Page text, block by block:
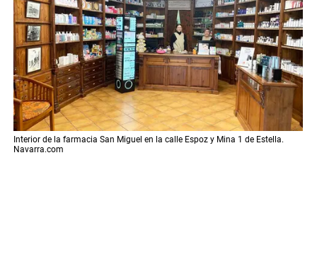
Interior de la farmacia San Miguel en la calle Espoz y Mina 1 de Estella.
Navarra.com